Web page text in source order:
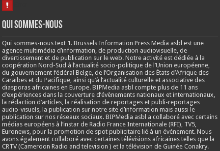
Qui sommes-nous
Qui sommes-nous text 1. Brussels Information Press Media asbl est une
agence multimédia d’information, de production audiovisuelle, de
divertissement et de publication sur le web. Notre activité est dédiée à la
coopération Nord-Sud à l’actualité socio-politique de l’Union européenne,
du gouvernement fédéral Belge, de l’Organisation des États d’Afrique des
Caraïbes et du Pacifique, ainsi qu’à l’actualité culturelle et associative des
diasporas africaines en Europe. BIPMedia asbl compte plus de 11 ans
d’expériences dans la couverture d’évènements nationaux et internationaux,
la rédaction d’articles, la réalisation de reportages et publi-reportages
audio-visuels, la publication sur notre site d’information mais aussi le
publication sur nos réseaux sociaux. BIPMedia asbl a collaboré avec certains
médias européens à l’instar de Radio France Internationale (RFI), TV5,
Euronews, pour la promotion de spot publicitaire lié à un événement. Nous
avons également collaboré avec certaines télévisions africaines telles que la
CRTV (Cameroon Radio and television ) et la télévision de Guinée Conakry.